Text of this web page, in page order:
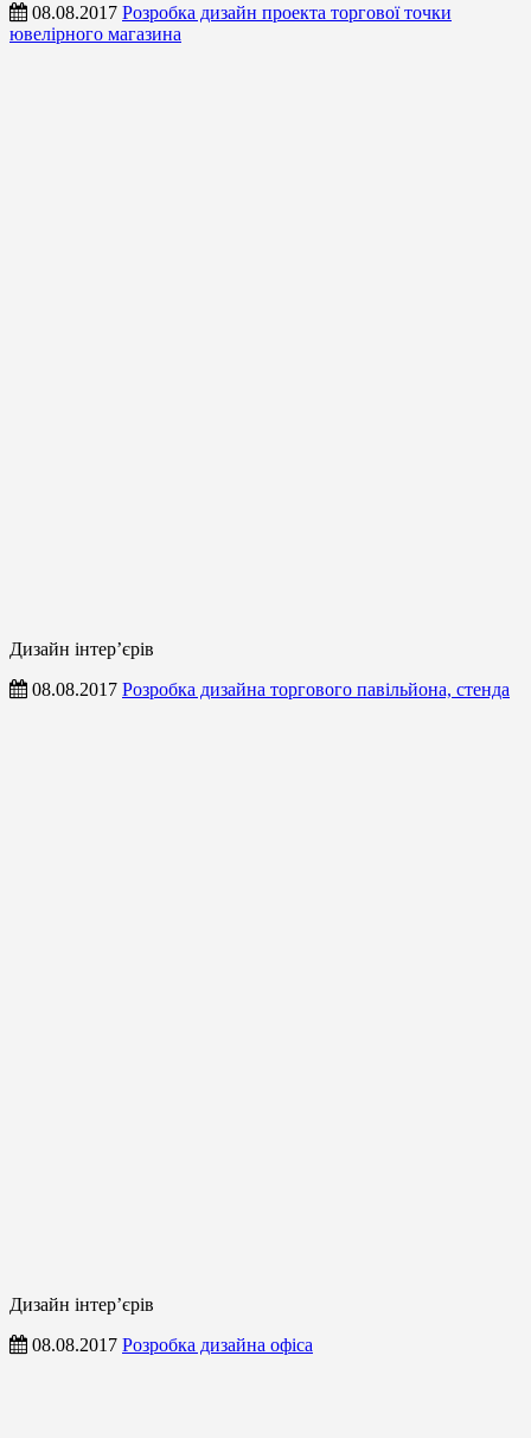
08.08.2017 Розробка дизайн проекта торгової точки
ювелірного магазина
Дизайн інтер’єрів
08.08.2017 Розробка дизайна торгового павільйона, стенда
Дизайн інтер’єрів
08.08.2017 Розробка дизайна офіса